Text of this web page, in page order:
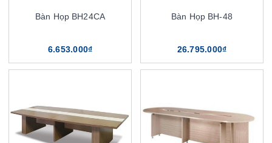
Bàn Họp BH24CA
6.653.000₫
Bàn Họp BH-48
26.795.000₫